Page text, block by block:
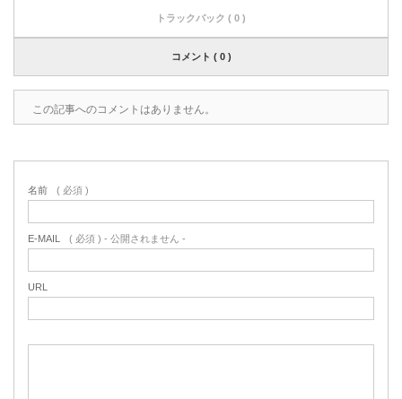
トラックバック ( 0 )
コメント ( 0 )
この記事へのコメントはありません。
名前 ( 必須 )
E-MAIL ( 必須 ) - 公開されません -
URL